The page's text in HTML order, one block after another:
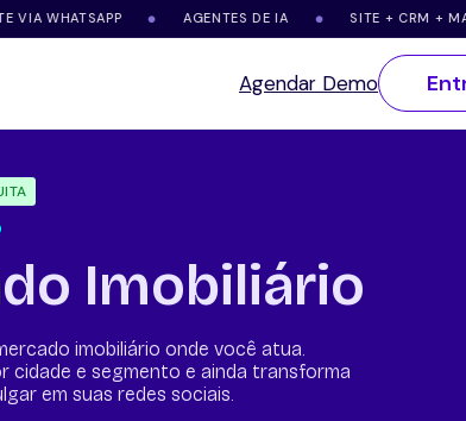
WHATSAPP ● AGENTES DE IA ● SITE + CRM +
Agendar Demo
Imobiliário
imobiliário onde você atua.
cidade e segmento e ainda transforma
em suas redes sociais.